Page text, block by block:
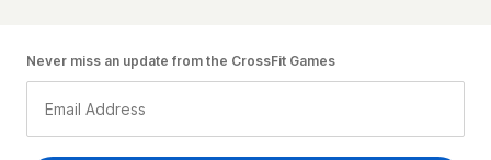
Never miss an update from the CrossFit Games